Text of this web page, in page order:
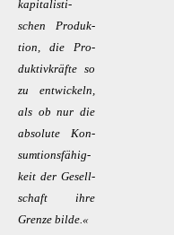
ka­pi­­ta­­lis­­ti­­
schen Pro­duk­
ti­on, die Pro­
duk­­ti­v­kräf­te so
zu ent­wi­ckeln,
als ob nur die
ab­so­lu­te Kon­­
sum­­ti­ons­­­fä­hi­g­
keit der Ge­sel­l­­
schaft ih­re
Gren­ze bil­de.«